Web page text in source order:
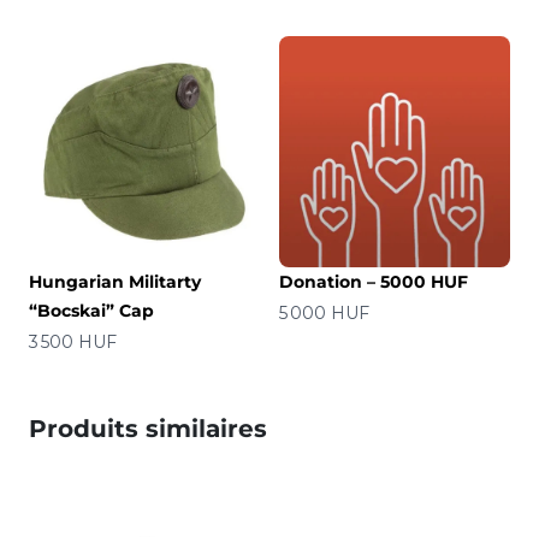
Hungarian Militarty
“Bocskai” Cap
Prix
3 500 HUF
Donation – 5000 HUF
Prix
5 000 HUF
Produits similaires